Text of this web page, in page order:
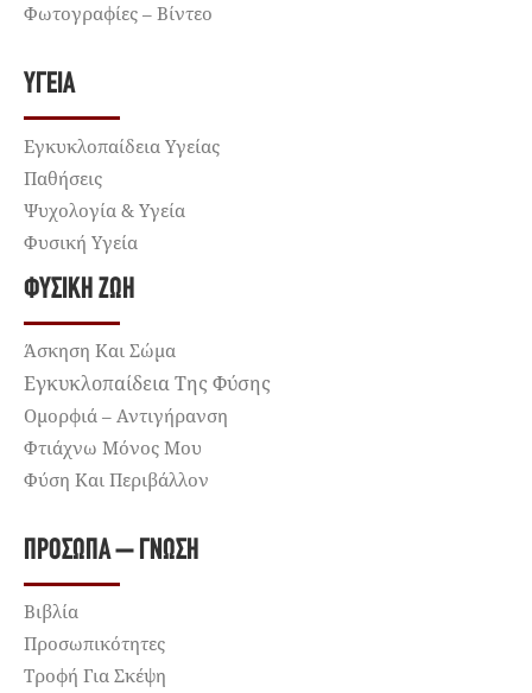
Φωτογραφίες – Βίντεο
ΥΓΕΊΑ
Εγκυκλοπαίδεια Υγείας
Παθήσεις
Ψυχολογία & Υγεία
Φυσική Υγεία
ΦΥΣΙΚΉ ΖΩΉ
Άσκηση Και Σώμα
Εγκυκλοπαίδεια Της Φύσης
Ομορφιά – Αντιγήρανση
Φτιάχνω Μόνος Μου
Φύση Και Περιβάλλον
ΠΡΌΣΩΠΑ – ΓΝΏΣΗ
Βιβλία
Προσωπικότητες
Τροφή Για Σκέψη